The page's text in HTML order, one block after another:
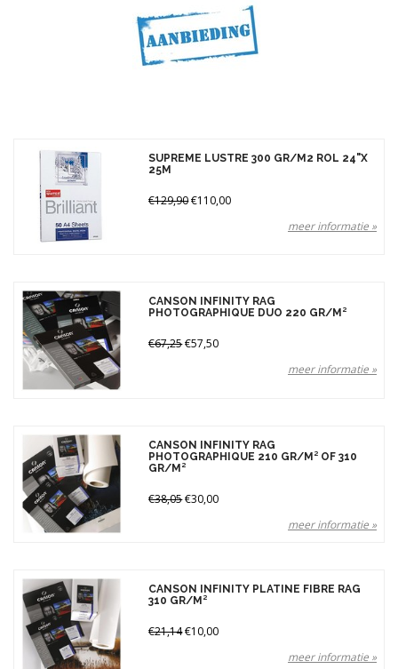
SUPREME LUSTRE 300 GR/M2 ROL 24"X
25M
€129,90€110,00
meer informatie »
CANSON INFINITY RAG
PHOTOGRAPHIQUE DUO 220 GR/M²
€67,25€57,50
meer informatie »
CANSON INFINITY RAG
PHOTOGRAPHIQUE 210 GR/M² OF 310
GR/M²
€38,05€30,00
meer informatie »
CANSON INFINITY PLATINE FIBRE RAG
310 GR/M²
€21,14€10,00
meer informatie »